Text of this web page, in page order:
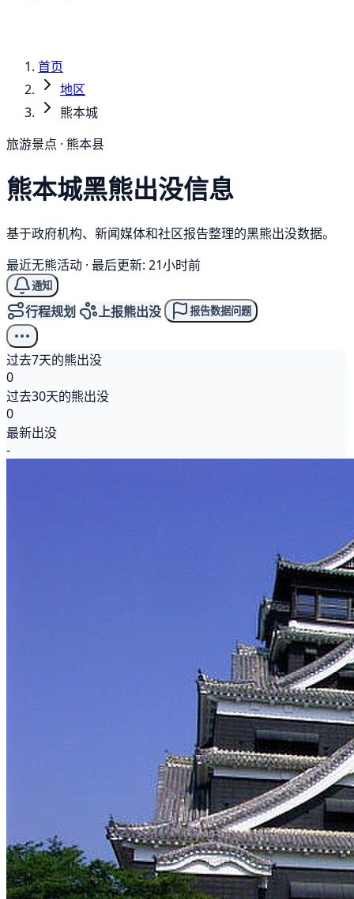
首页
地区
熊本城
旅游景点 · 熊本县
熊本城黑熊出没信息
基于政府机构、新闻媒体和社区报告整理的黑熊出没数据。
最近无熊活动 · 最后更新: 21小时前
通知
行程规划 上报熊出没 报告数据问题
过去7天的熊出没
0
过去30天的熊出没
0
最新出没
-